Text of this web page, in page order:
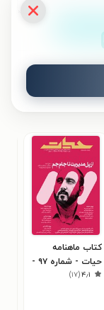
کتاب ماهنامه
حیات - شماره ۹۷ -
خرداد ۹۹
۴٫۱(۱۷)